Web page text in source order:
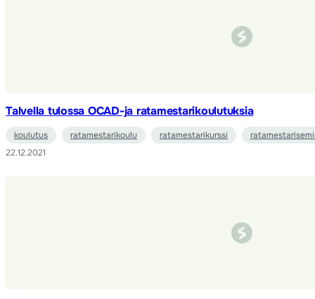
Talvella tulossa OCAD-ja ratamestarikoulutuksia
koulutus ratamestarikoulu ratamestarikurssi
22.12.2021